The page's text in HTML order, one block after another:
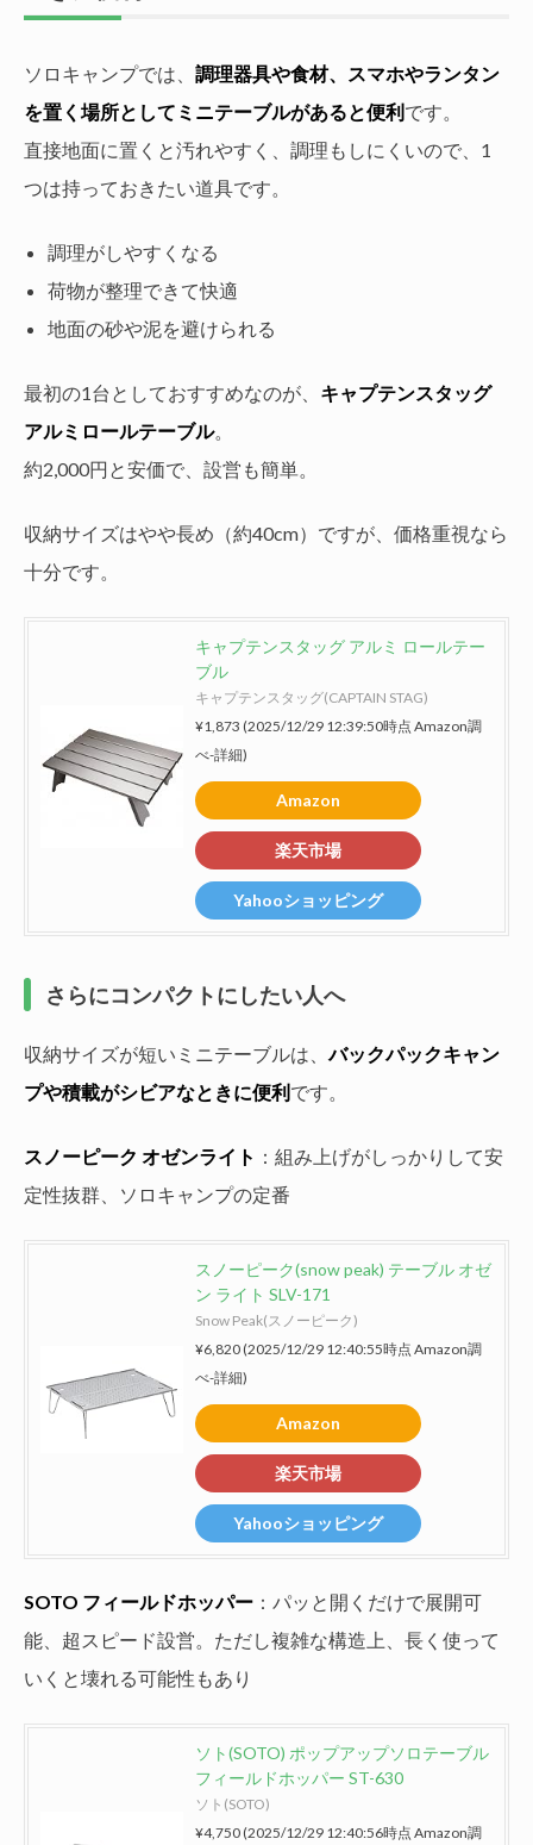
ソロキャンプでは、 調理器具や食材、スマホやランタン
を置く場所としてミニテーブルがあると便利です。
直接地面に置くと汚れやすく、調理もしにくいので、1
つは持っておきたい道具です。
調理がしやすくなる
荷物が整理できて快適
地面の砂や泥を避けられる
最初の1台としておすすめなのが、 キャプテンスタッグ
アルミロールテーブル。
約2,000円と安価で、設営も簡単。
収納サイズはやや長め（約40cm）ですが、価格重視なら
十分です。
キャプテンスタッグ アルミ ロールテー
ブル
キャプテンスタッグ(CAPTAIN STAG)
¥1,873 (2025/12/29 12:39:50時点 Amazon調
べ-詳細)
Amazon
楽天市場
Yahooショッピング
さらにコンパクトにしたい人へ
収納サイズが短いミニテーブルは、 バックパックキャン
プや積載がシビアなときに便利です。
スノーピーク オゼンライト ：組み上げがしっかりして安
定性抜群、ソロキャンプの定番
スノーピーク(snow peak) テーブル オゼ
ン ライト SLV-171
Snow Peak(スノーピーク)
¥6,820(2025/12/29 12:40:55時点 Amazon調
べ-詳細)
Amazon
楽天市場
Yahooショッピング
SOTO フィールドホッパー ：パッと開くだけで展開可
能、超スピード設営。ただし複雑な構造上、長く使って
いくと壊れる可能性もあり
ソト(SOTO) ポップアップソロテーブル
フィールドホッパー ST-630
ソト(SOTO)
¥4,750(2025/12/29 12:40:56時点 Amazon調